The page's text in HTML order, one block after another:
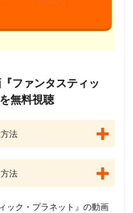
ファンタスティッ
無料視聴
法
法
ック・プラネット』の動画